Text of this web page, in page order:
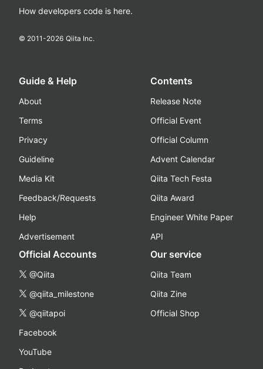
How developers code is here.
© 2011-2026 Qiita Inc.
Guide & Help
About
Terms
Privacy
Guideline
Media Kit
Feedback/Requests
Help
Advertisement
Contents
Release Note
Official Event
Official Column
Advent Calendar
Qiita Tech Festa
Qiita Award
Engineer White Paper
API
Official Accounts
@Qiita
@qiita_milestone
@qiitapoi
Facebook
YouTube
Our service
Qiita Team
Qiita Zine
Official Shop